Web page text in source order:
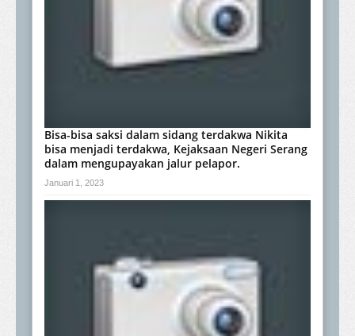
Bisa-bisa saksi dalam sidang terdakwa Nikita
bisa menjadi terdakwa, Kejaksaan Negeri Serang
dalam mengupayakan jalur pelapor.
Januari 1, 2023